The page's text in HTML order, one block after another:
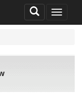
MENU